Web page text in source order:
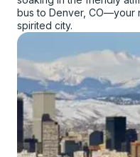
bus to Denver, CO—your
spirited city.